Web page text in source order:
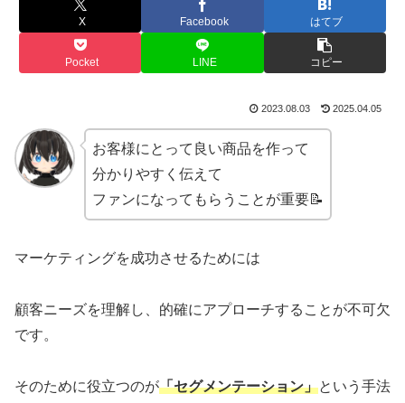
X Facebook はてブ
Pocket LINE コピー
2023.08.03 2025.04.05
お客様にとって良い商品を作って
分かりやすく伝えて
ファンになってもらうことが重要📝
マーケティングを成功させるためには
顧客ニーズを理解し、的確にアプローチすることが不可欠
です。
そのために役立つのが「セグメンテーション」という手法